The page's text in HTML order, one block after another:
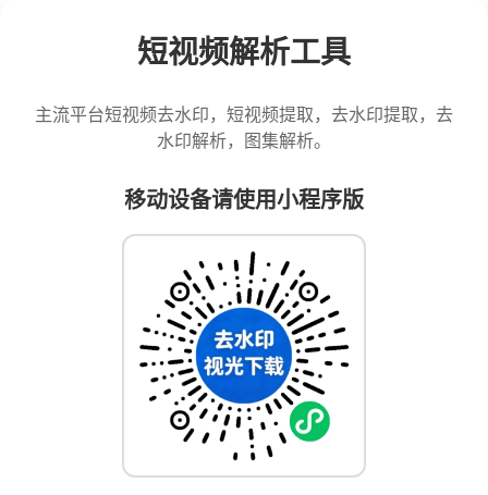
短视频解析工具
主流平台短视频去水印，短视频提取，去水印提取，去
水印解析，图集解析。
移动设备请使用小程序版